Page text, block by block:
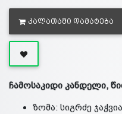
ᲙᲐᲚᲐᲗᲐᲨᲘ ᲓᲐᲛᲐᲢᲔᲑᲐ
ჩამოსაკიდი კანდელი,
ზომა: სიგრძე